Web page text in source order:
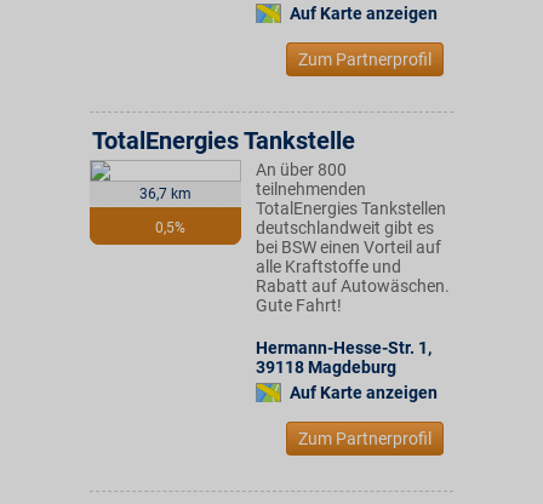
Auf Karte anzeigen
Zum Partnerprofil
36,7 km
0,5%
TotalEnergies Tankstelle
An über 800
teilnehmenden
TotalEnergies Tankstellen
deutschlandweit gibt es
bei BSW einen Vorteil auf
alle Kraftstoffe und
Rabatt auf Autowäschen.
Gute Fahrt!
Hermann-Hesse-Str. 1,
39118 Magdeburg
Auf Karte anzeigen
Zum Partnerprofil